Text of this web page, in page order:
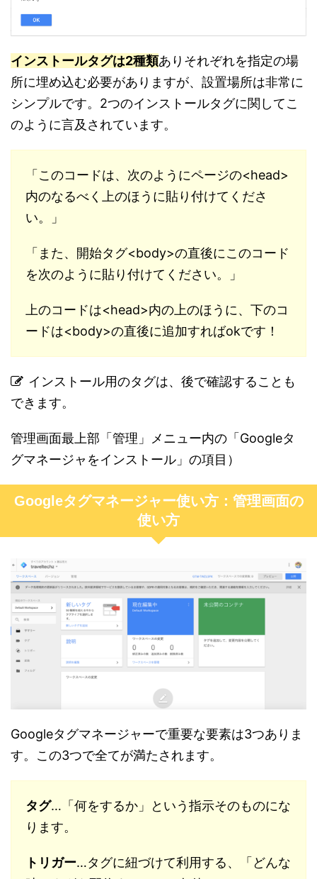
インストールタグは2種類ありそれぞれを指定の場
所に埋め込む必要がありますが、設置場所は非常に
シンプルです。2つのインストールタグに関してこ
のように言及されています。
「このコードは、次のようにページの<head>
内のなるべく上のほうに貼り付けてくださ
い。」
「また、開始タグ<body>の直後にこのコード
を次のように貼り付けてください。」
上のコードは<head>内の上のほうに、下のコ
ードは<body>の直後に追加すればokです！
インストール用のタグは、後で確認することも
できます。
管理画面最上部「管理」メニュー内の「Googleタ
グマネージャをインストール」の項目）
Googleタグマネージャー使い方：管理画面の
使い方
Googleタグマネージャーで重要な要素は3つありま
す。この3つで全てが満たされます。
タグ…「何をするか」という指示そのものにな
ります。
トリガー…タグに紐づけて利用する、「どんな